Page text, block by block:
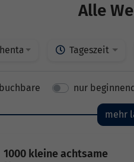
Alle
Tageszeit
nur
mehr
1000 kleine achtsame